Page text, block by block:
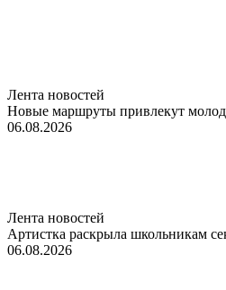
Лента новостей
Новые маршруты привлекут
06.08.2026
Лента новостей
Артистка раскрыла школьникам
06.08.2026